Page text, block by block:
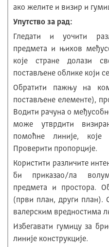
ако желите и визир и
Упутство за рад:
Гледати и уочити
предмета и њихов
које стране долази
постављене облике који
Обратити пажњу на
постављене елементе),
Водити рачуна о
може утврдити
помоћне линије,
Проверити пропорције.
Користити различите
би приказао/ла
предмета и простора.
(први план, други план).
валерским вредностима
Избегавати гумицу за
линије конструкције.